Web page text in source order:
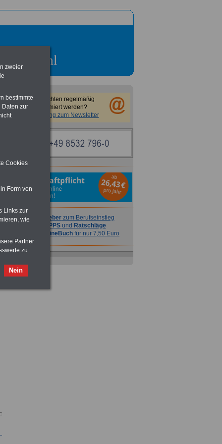
Sie möchten regelmäßig
informiert werden?
Anmeldung zum Newsletter
Ratgeberzum Berufseinstieg
TIPPS und Ratschläge
OnlineBuch für nur 7,50 Euro
zweier
bestimmte
Daten zur
Cookies
Form von
Links zur
wie
Partner
zu
Nein